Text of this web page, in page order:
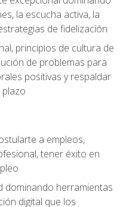
la escucha activa, la
de fidelización
principios de cultura de
de problemas para
positivas y respaldar
a empleos,
tener éxito en
dominando herramientas
digital que los